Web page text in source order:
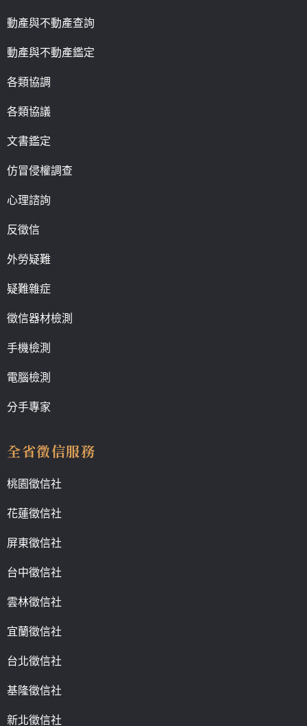
動產與不動產查詢
動產與不動產鑑定
各類協調
各類協議
文書鑑定
仿冒侵權調查
心理諮詢
反徵信
外勞疑難
疑難雜症
徵信器材檢測
手機檢測
電腦檢測
分手專家
全省徵信服務
桃園徵信社
花蓮徵信社
屏東徵信社
台中徵信社
雲林徵信社
宜蘭徵信社
台北徵信社
基隆徵信社
新北徵信社